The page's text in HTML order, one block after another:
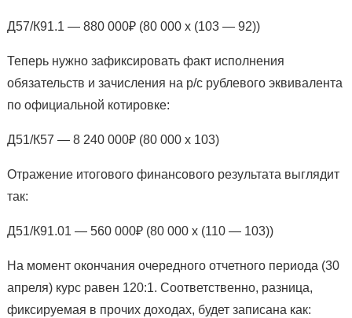
Д57/К91.1 — 880 000₽ (80 000 х (103 — 92))
Теперь нужно зафиксировать факт исполнения
обязательств и зачисления на р/с рублевого эквивалента
по официальной котировке:
Д51/К57 — 8 240 000₽ (80 000 х 103)
Отражение итогового финансового результата выглядит
так:
Д51/К91.01 — 560 000₽ (80 000 х (110 — 103))
На момент окончания очередного отчетного периода (30
апреля) курс равен 120:1. Соответственно, разница,
фиксируемая в прочих доходах, будет записана как: